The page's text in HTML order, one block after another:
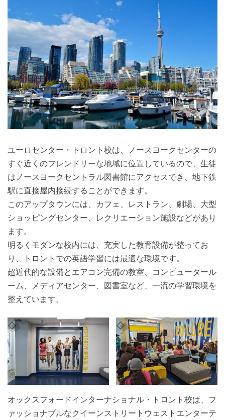
ユーロセンター・トロント校は、ノースヨークセンターの
すぐ近くのフレンドリーな地域に位置しているので、生徒
はノースヨークセントラル図書館にアクセスでき、地下鉄
駅に直接屋内接続することができます。
このアップタウンには、カフェ、レストラン、劇場、大型
ショッピングセンター、レクリエーション施設などがあり
ます。
明るくモダンな校内には、充実した教育設備が整ってお
り、トロントでの英語学習には最適な環境です。
超近代的な設備とエアコン完備の教室、コンピュータール
ーム、メディアセンター、図書室など、一流の学習環境を
整えています。
オックスフォードインターナショナル・トロント校は、フ
ァッショナブルなクイーンストリートウェストエンターテ